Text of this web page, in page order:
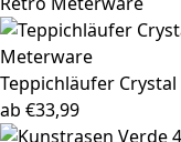
Teppichläufer Crystal
ab €33,99